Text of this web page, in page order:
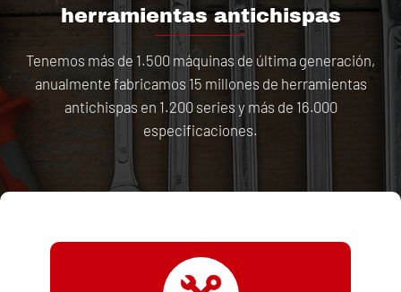
herramientas antichispas
Tenemos más de 1.500 máquinas de última generación,
anualmente fabricamos 15 millones de herramientas
antichispas en 1.200 series y más de 16.000
especificaciones.